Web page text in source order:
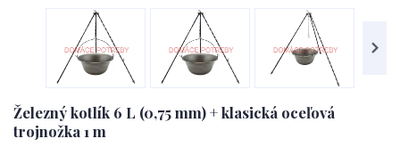
Železný kotlík 6 L (0,75 mm) + klasická oceľová
trojnožka 1 m